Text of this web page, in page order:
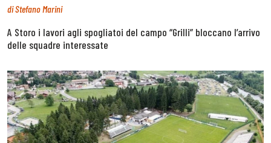
diStefano Marini
A Storo i lavori agli spogliatoi del campo “Grilli” bloccano l’arrivo
delle squadre interessate